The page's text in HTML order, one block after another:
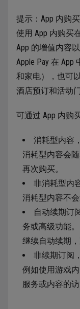
提示：App 内购
使用 App 内购买
App 的增值内容
Apple Pay 在
和家电），也可
酒店预订和活动
可通过 App 内购
消耗型内容
消耗型内容会
再次购买。
非消耗型内
消耗型内容不会
自动续期订
务或高级功能
继续自动续期
非续期订阅
例如使用游戏
服务或内容的